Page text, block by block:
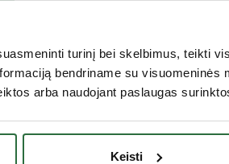
turinį bei skelbimus, teikti
bendriname su
arba naudojant paslaugas
Keisti